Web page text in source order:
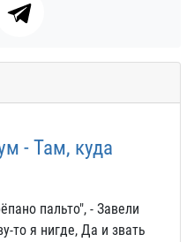
- Там, куда
пальто", - Завели
то я нигде, Да и звать